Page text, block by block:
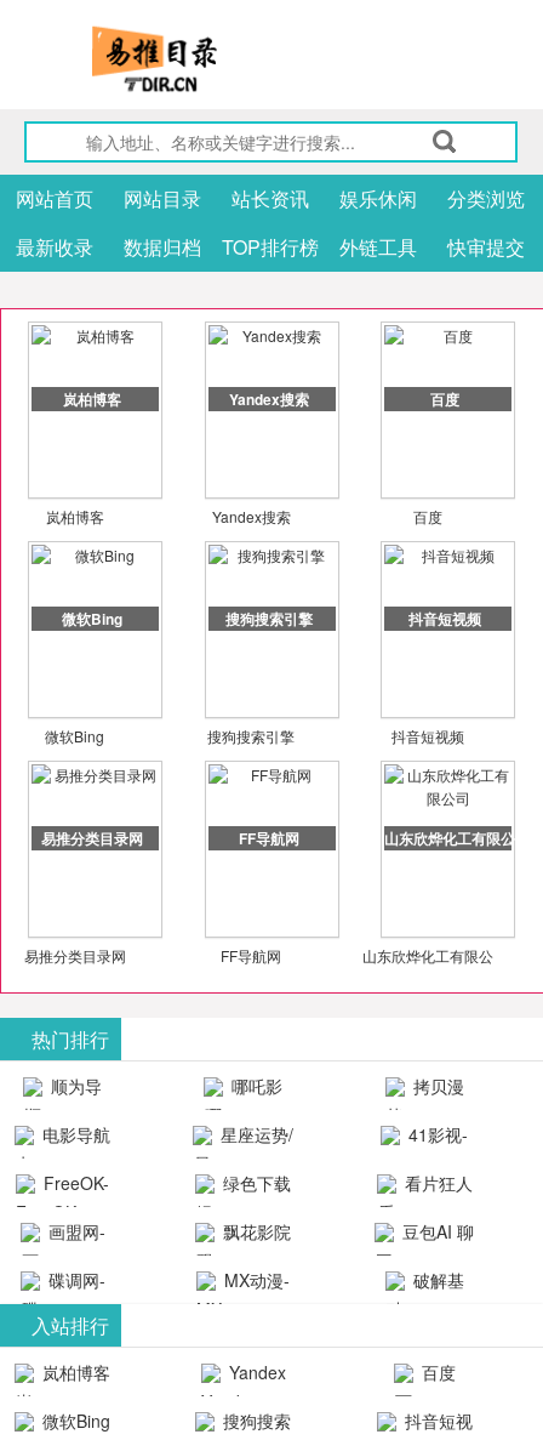
网站首页 网站目录 站长资讯 娱乐休闲
分类浏览
最新收录
数据归档 TOP排行榜 外链工具 快审提交
岚柏博客
岚柏博客
Yandex搜索
Yandex搜索
百度
百度
微软Bing
微软Bing
搜狗搜索引擎
搜狗搜索引擎
抖音短视频
抖音短视频
易推分类目录网
易推分类目录网
FF导航网
FF导航网
山东欣烨化工有限公司
山东欣烨化工有限公
热门排行
顺为导
航-办公运营
哪吒影
院-哪吒影院
提供最新、
最全的高清
电影、电视
剧、动漫和
综艺节目免
费观看。平
台内容丰
富，更新快
拷贝漫
画-官网
动漫综合
电影导航
- 免费看电影
就来这！ | 快
导航网-免费
看电影就来
这！收录大
量免费看电
影网站！
星座运势/
最星座/美国
神婆星座网
41影视-
聚合最近好
看的电视剧
最新电影网
站-41影视为
成全短剧电
视剧、电视
剧大全、好
FreeOK-
FreeOK影视
官网-最新影
视资源|追剧
也很卷
绿色下载
吧
看片狂人
- 高清视频资
源免费在线
观看
画盟网-
画师联盟官
网
_huashilm.com_
动漫综合
飘花影院
网
豆包AI 聊
天智能对话
网页版入口
碟调网-
碟调网为您
提供最新电
视剧和2025
年最新电影
MX动漫-
漫免费在线
观看
破解基
整合当前互
联网最新最
全最优质的
入站排行
岚柏博客
Yandex
搜索
百度
微软Bing
搜狗搜索
抖音短视